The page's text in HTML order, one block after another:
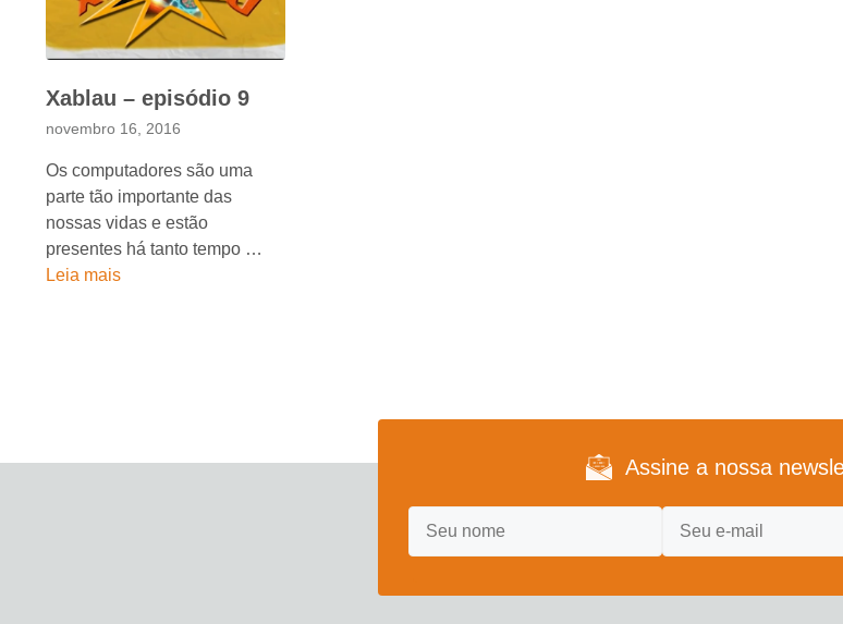
Xablau – episódio 9
novembro 16, 2016
Os computadores são uma
parte tão importante das
nossas vidas e estão
presentes há tanto tempo …
Leia mais
Assine a nossa